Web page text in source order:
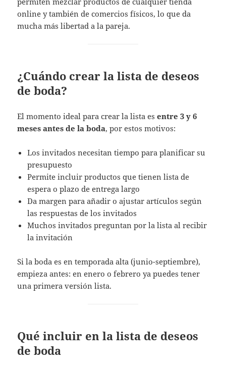
online y también de comercios físicos, lo que da
mucha más libertad a la pareja.
¿Cuándo crear la lista de deseos
de boda?
El momento ideal para crear la lista esentre 3 y 6
meses antes de la boda, por estos motivos:
Los invitados necesitan tiempo para planificar su
presupuesto
Permite incluir productos que tienen lista de
espera o plazo de entrega largo
Da margen para añadir o ajustar artículos según
las respuestas de los invitados
Muchos invitados preguntan por la lista al recibir
la invitación
Si la boda es en temporada alta (junio-septiembre),
empieza antes: en enero o febrero ya puedes tener
una primera versión lista.
Qué incluir en la lista de deseos
de boda